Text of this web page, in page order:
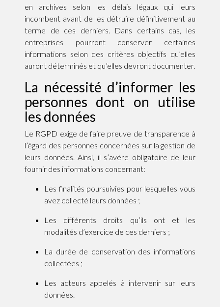
en archives selon les délais légaux qui leurs
incombent avant de les détruire définitivement au
terme de ces derniers. Dans certains cas, les
entreprises pourront conserver certaines
informations selon des critères objectifs qu’elles
auront déterminés et qu’elles devront documenter.
La nécessité d’informer les
personnes dont on utilise
les données
Le RGPD exige de faire preuve de transparence à
l’égard des personnes concernées sur la gestion de
leurs données. Ainsi, il s’avère obligatoire de leur
fournir des informations concernant:
Les finalités poursuivies pour lesquelles vous
avez collecté leurs données ;
Les différents droits qu’ils ont et les
modalités d’exercice de ces derniers ;
La durée de conservation des informations
collectées ;
Les acteurs appelés à intervenir sur leurs
données.